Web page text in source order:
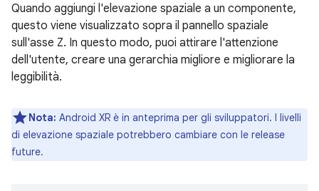
Quando aggiungi l'elevazione spaziale a un componente,
questo viene visualizzato sopra il pannello spaziale
sull'asse Z. In questo modo, puoi attirare l'attenzione
dell'utente, creare una gerarchia migliore e migliorare la
leggibilità.
Nota: Android XR è in anteprima per gli sviluppatori. I livelli
di elevazione spaziale potrebbero cambiare con le release
future.